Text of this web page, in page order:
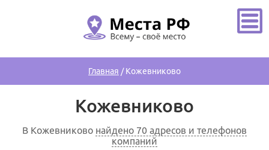
Главная /Кожевниково
Кожевниково
В Кожевниково найдено 70 адресов и телефонов
компаний